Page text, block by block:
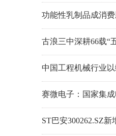
功能性乳制品成消
古浪三中深耕66载“
中国工程机械行业
赛微电子：国家集
ST巴安300262.SZ